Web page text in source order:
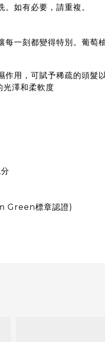
如有必要，請重複。
每一刻都變得特別。葡萄
用，可賦予稀疏的頭髮
澤和柔軟度
Green標章認證)